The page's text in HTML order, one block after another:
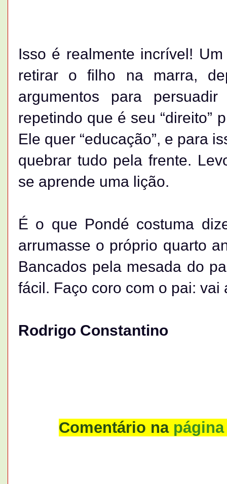
Isso é realmente incrível!
retirar o filho na marra,
argumentos para
repetindo que é seu “direito”
Ele quer “educação”, e para
quebrar tudo pela frente.
se aprende uma lição.
É o que Pondé costuma
arrumasse o próprio quarto
Bancados pela mesada do
fácil. Faço coro com o pai: vai
Rodrigo Constantino
Comentário napágina